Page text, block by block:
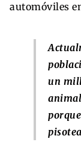
automóviles
un